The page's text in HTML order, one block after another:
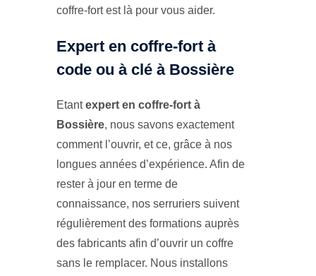
coffre-fort est là pour vous aider.
Expert en coffre-fort à
code ou à clé à Bossière
Etantexpert en coffre-fort à
Bossière, nous savons exactement
comment l’ouvrir, et ce, grâce à nos
longues années d’expérience. Afin de
rester à jour en terme de
connaissance, nos serruriers suivent
régulièrement des formations auprès
des fabricants afin d’ouvrir un coffre
sans le remplacer. Nous installons